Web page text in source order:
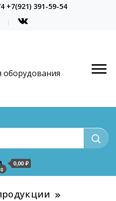
+7(921) 391-59-54
оборудования
0
0,00 ₽